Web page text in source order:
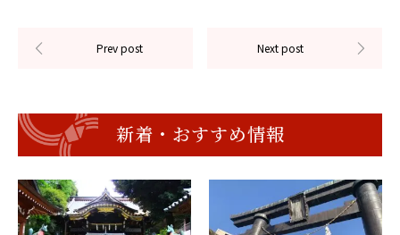
新着・おすすめ情報